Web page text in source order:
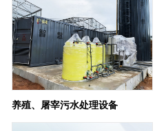
养殖、屠宰污水处理设备